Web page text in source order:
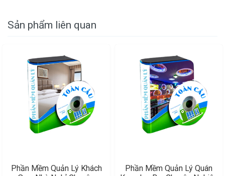
Sản phẩm liên quan
Phần Mềm Quản Lý Khách
Phần Mềm Quản Lý Quán